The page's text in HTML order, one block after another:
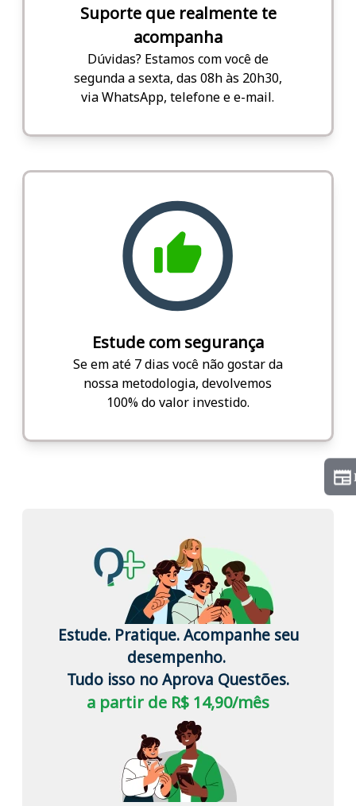
Suporte que realmente te
acompanha
Dúvidas? Estamos com você de
segunda a sexta, das 08h às 20h30,
via WhatsApp, telefone e e-mail.
Estude com segurança
Se em até 7 dias você não gostar da
nossa metodologia, devolvemos
100% do valor investido.
Estude. Pratique. Acompanhe seu
desempenho.
Tudo isso no Aprova Questões.
a partir de R$ 14,90/mês